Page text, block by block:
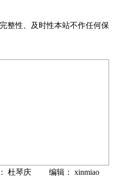
整性、及时性本站不作任何保
杜琴庆 编辑： xinmiao